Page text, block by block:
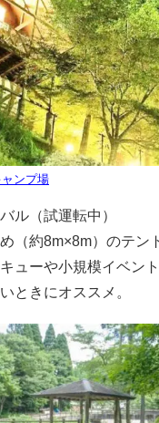
ンプ場
ル（試運転中）
（約8m×8m）のテン
ューや小規模イベン
ときにオススメ。